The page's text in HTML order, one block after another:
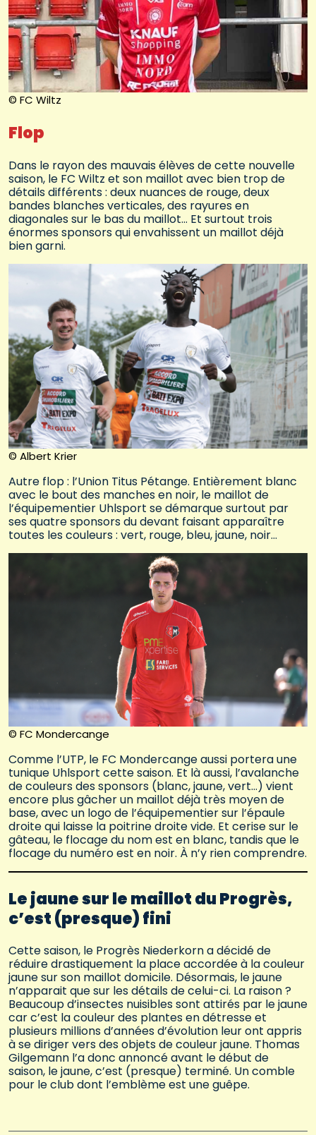
© FC Wiltz
Flop
Dans le rayon des mauvais élèves de cette nouvelle
saison, le FC Wiltz et son maillot avec bien trop de
détails différents : deux nuances de rouge, deux
bandes blanches verticales, des rayures en
diagonales sur le bas du maillot… Et surtout trois
énormes sponsors qui envahissent un maillot déjà
bien garni.
© Albert Krier
Autre flop : l’Union Titus Pétange. Entièrement blanc
avec le bout des manches en noir, le maillot de
l’équipementier Uhlsport se démarque surtout par
ses quatre sponsors du devant faisant apparaître
toutes les couleurs : vert, rouge, bleu, jaune, noir…
© FC Mondercange
Comme l’UTP, le FC Mondercange aussi portera une
tunique Uhlsport cette saison. Et là aussi, l’avalanche
de couleurs des sponsors (blanc, jaune, vert…) vient
encore plus gâcher un maillot déjà très moyen de
base, avec un logo de l’équipementier sur l’épaule
droite qui laisse la poitrine droite vide. Et cerise sur le
gâteau, le flocage du nom est en blanc, tandis que le
flocage du numéro est en noir. À n’y rien comprendre.
Le jaune sur le maillot du Progrès,
c’est (presque) fini
Cette saison, le Progrès Niederkorn a décidé de
réduire drastiquement la place accordée à la couleur
jaune sur son maillot domicile. Désormais, le jaune
n’apparait que sur les détails de celui-ci. La raison ?
Beaucoup d’insectes nuisibles sont attirés par le jaune
car c’est la couleur des plantes en détresse et
plusieurs millions d’années d’évolution leur ont appris
à se diriger vers des objets de couleur jaune. Thomas
Gilgemann l’a donc annoncé avant le début de
saison, le jaune, c’est (presque) terminé. Un comble
pour le club dont l’emblème est une guêpe.